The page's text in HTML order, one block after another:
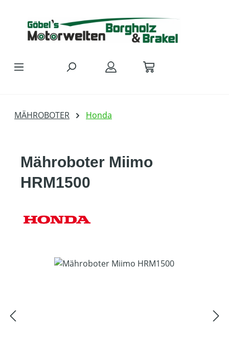
MÄHROBOTER Honda
Mähroboter Miimo
HRM1500
Bildergalerie überspringen